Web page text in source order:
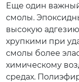
Еще один
смолы.
высокую
хрупкими при
смолы более
химическому
средах.